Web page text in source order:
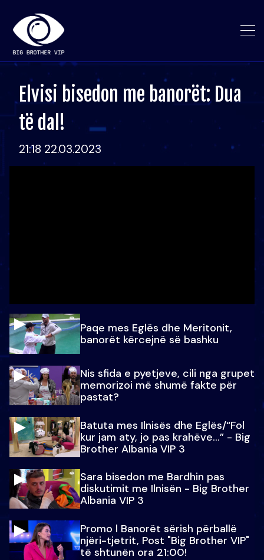
Elvisi bisedon me banorët: Dua
të dal!
21:18 22.03.2023
Paqe mes Eglës dhe Meritonit,
banorët kërcejnë së bashku
Nis sfida e pyetjeve, cili nga grupet
memorizoi më shumë fakte për
pastat?
Batuta mes Ilnisës dhe Eglës/“Fol
kur jam aty, jo pas krahëve…” - Big
Brother Albania VIP 3
Sara bisedon me Bardhin pas
diskutimit me Ilnisën - Big Brother
Albania VIP 3
Promo l Banorët sërish përballë
njëri-tjetrit, Post "Big Brother VIP"
të shtunën ora 21:00!